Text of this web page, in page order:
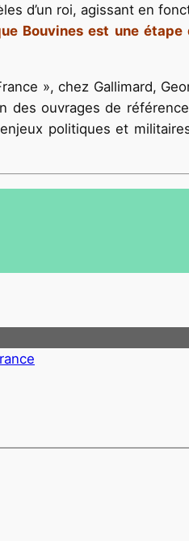
d’un roi, agissant en
Bouvines est une
», chez Gallimard,
ouvrages de
politiques et